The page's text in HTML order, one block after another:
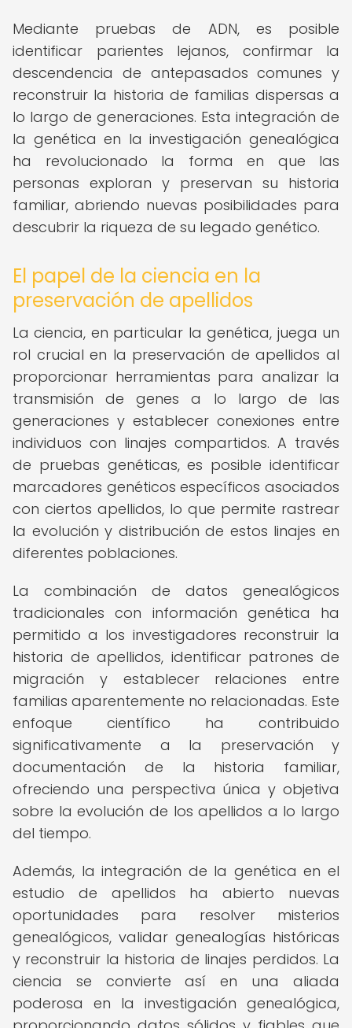
Mediante pruebas de ADN, es posible
identificar parientes lejanos, confirmar la
descendencia de antepasados comunes y
reconstruir la historia de familias dispersas a
lo largo de generaciones. Esta integración de
la genética en la investigación genealógica
ha revolucionado la forma en que las
personas exploran y preservan su historia
familiar, abriendo nuevas posibilidades para
descubrir la riqueza de su legado genético.
El papel de la ciencia en la
preservación de apellidos
La ciencia, en particular la genética, juega un
rol crucial en la preservación de apellidos al
proporcionar herramientas para analizar la
transmisión de genes a lo largo de las
generaciones y establecer conexiones entre
individuos con linajes compartidos. A través
de pruebas genéticas, es posible identificar
marcadores genéticos específicos asociados
con ciertos apellidos, lo que permite rastrear
la evolución y distribución de estos linajes en
diferentes poblaciones.
La combinación de datos genealógicos
tradicionales con información genética ha
permitido a los investigadores reconstruir la
historia de apellidos, identificar patrones de
migración y establecer relaciones entre
familias aparentemente no relacionadas. Este
enfoque científico ha contribuido
significativamente a la preservación y
documentación de la historia familiar,
ofreciendo una perspectiva única y objetiva
sobre la evolución de los apellidos a lo largo
del tiempo.
Además, la integración de la genética en el
estudio de apellidos ha abierto nuevas
oportunidades para resolver misterios
genealógicos, validar genealogías históricas
y reconstruir la historia de linajes perdidos. La
ciencia se convierte así en una aliada
poderosa en la investigación genealógica,